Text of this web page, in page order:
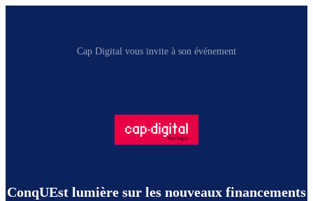
Cap Digital vous invite à son événement
ConqUEst lumière sur les nouveaux financements